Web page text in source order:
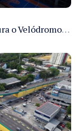
Prefeitura de Manaus reinaugura o Velódromo Professora Alzira Campos e entrega espaço esportivo totalmente revitalizado